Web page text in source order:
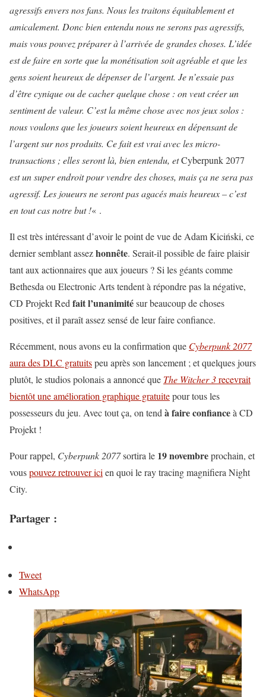
agressifs envers nos fans. Nous les traitons équitablement et
amicalement. Donc bien entendu nous ne serons pas agressifs,
mais vous pouvez préparer à l’arrivée de grandes choses. L’idée
est de faire en sorte que la monétisation soit agréable et que les
gens soient heureux de dépenser de l’argent. Je n’essaie pas
d’être cynique ou de cacher quelque chose : on veut créer un
sentiment de valeur. C’est la même chose avec nos jeux solos :
nous voulons que les joueurs soient heureux en dépensant de
l’argent sur nos produits. Ce fait est vrai avec les micro-
transactions ; elles seront là, bien entendu, etCyberpunk 2077
est un super endroit pour vendre des choses, mais ça ne sera pas
agressif. Les joueurs ne seront pas agacés mais heureux – c’est
en tout cas notre but !« .
Il est très intéressant d’avoir le point de vue de Adam Kiciński, ce
dernier semblant assezhonnête. Serait-il possible de faire plaisir
tant aux actionnaires que aux joueurs ? Si les géants comme
Bethesda ou Electronic Arts tendent à répondre pas la négative,
CD Projekt Red fait l’unanimitésur beaucoup de choses
positives, et il paraît assez sensé de leur faire confiance.
Récemment, nous avons eu la confirmation que Cyberpunk 2077
aura des DLC gratuitspeu après son lancement ; et quelques jours
plutôt, le studios polonais a annoncé que The Witcher 3recevrait
bientôt une amélioration graphique gratuitepour tous les
possesseurs du jeu. Avec tout ça, on tend à faire confianceà CD
Projekt !
Pour rappel, Cyberpunk 2077sortira le 19 novembreprochain, et
vouspouvez retrouver ici en quoi le ray tracing magnifiera Night
City.
Partager :
Tweet
WhatsApp